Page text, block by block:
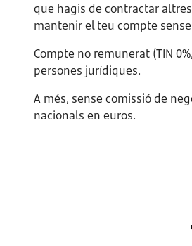
que hagis de contractar
mantenir el teu compte
Compte no remunerat (TIN 0%,
persones jurídiques.
A més, sense comissió de
nacionals en euros.